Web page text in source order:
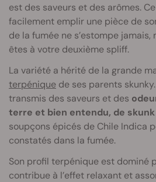
est des saveurs et des arômes.
facilement emplir une pièce de
de la fumée ne s’estompe
êtes à votre deuxième spliff.
La variété a hérité de la grande
terpénique de ses parents
transmis des saveurs et des
terre et bien entendu, de skunk
soupçons épicés de Chile Indica
constatés dans la fumée.
Son profil terpénique est dominé
contribue à l’effet relaxant et